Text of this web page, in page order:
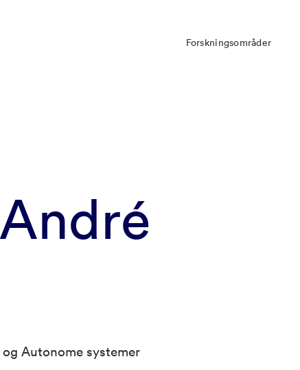
Forskningsområder
Autonome systemer